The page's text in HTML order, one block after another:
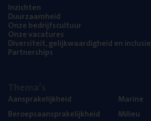
Inzich­ten
Duur­zaam­heid
Onze bedrijfs­cul­tuur
Onze vaca­tu­res
Diver­si­teit, gelijk­waar­dig­heid en inclusie
Part­ner­ships
Aan­spra­ke­lijk­heid
Beroeps­aan­spra­ke­lijk­heid
Mari­ne
Mili­eu